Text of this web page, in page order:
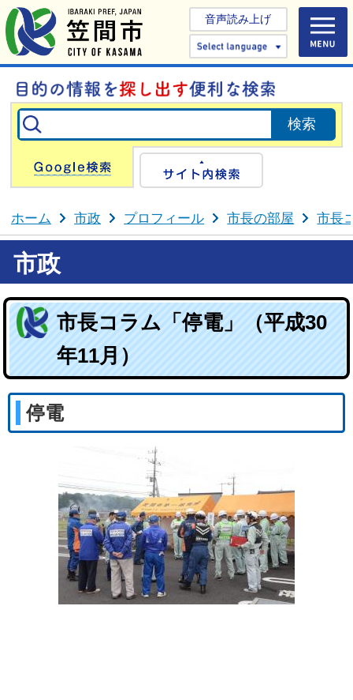
音声読み上げ
Select
Google検索
ホーム 市政 プロフィール 市長の部屋 市長
市政
市長コラム「停電」（平成30
年11月）
停電